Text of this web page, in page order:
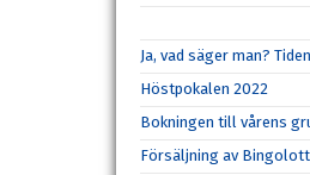
Ja, vad säger man?
Höstpokalen 2022
Bokningen till vårens
Försäljning av